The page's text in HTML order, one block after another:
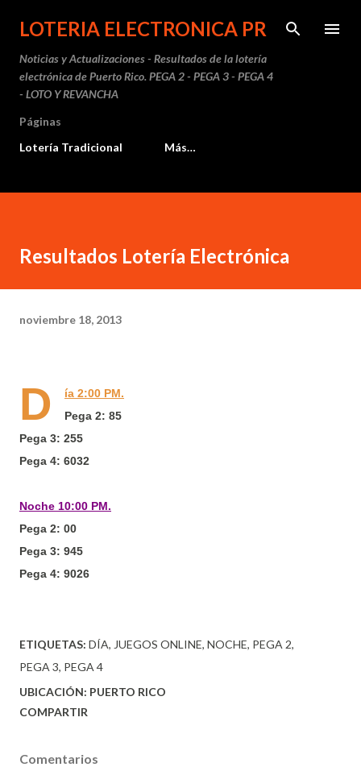
Ir al contenido principal
LOTERIA ELECTRONICA PR
Noticias y Actualizaciones - Resultados de la lotería
electrónica de Puerto Rico. PEGA 2 - PEGA 3 - PEGA 4
- LOTO Y REVANCHA
Páginas
Lotería Tradicional
Más…
Resultados Lotería Electrónica
noviembre 18, 2013
D
ía 2:00 PM.
Pega 2: 85
Pega 3: 255
Pega 4: 6032
Noche 10:00 PM.
Pega 2: 00
Pega 3: 945
Pega 4: 9026
ETIQUETAS: DÍA JUEGOS ONLINE NOCHE PEGA 2
PEGA 3 PEGA 4
UBICACIÓN: PUERTO RICO
COMPARTIR
Comentarios